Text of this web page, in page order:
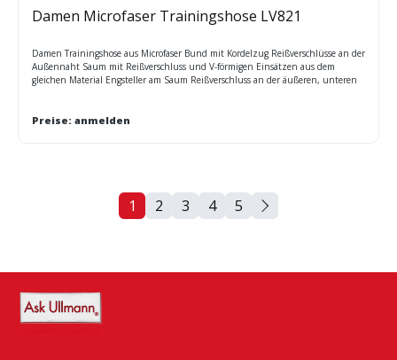
Damen Microfaser Trainingshose LV821
Damen Trainingshose aus Microfaser Bund mit Kordelzug Reißverschlüsse an der
Außennaht Saum mit Reißverschluss und V-förmigen Einsätzen aus dem
gleichen Material Engsteller am Saum Reißverschluss an der äußeren, unteren
Preise: anmelden
Seite
1 Seite
2 Seite
3 Seite
4 Seite
5